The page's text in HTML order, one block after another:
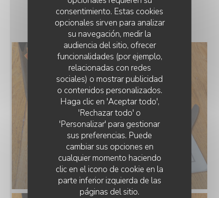
consentimiento. Estas cookies
opcionales sirven para analizar
su navegación, medir la
audiencia del sitio, ofrecer
funcionalidades (por ejemplo,
relacionadas con redes
sociales) o mostrar publicidad
o contenidos personalizados.
Haga clic en 'Aceptar todo',
'Rechazar todo' o
'Personalizar' para gestionar
sus preferencias. Puede
cambiar sus opciones en
cualquier momento haciendo
clic en el icono de cookie en la
parte inferior izquierda de las
páginas del sitio.
NOS PLATS
LE GOURBI